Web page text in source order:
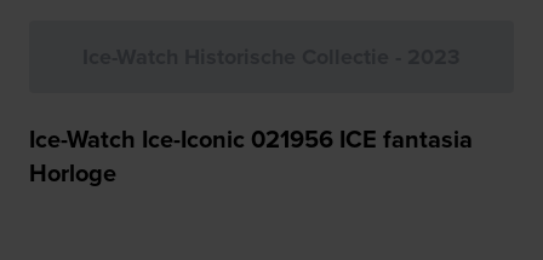
Ice-Watch Ice-Iconic 021956 ICE fantasia
Horloge